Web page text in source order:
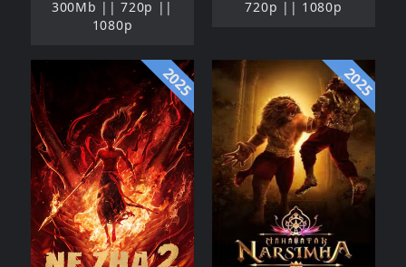
300Mb || 720p ||
1080p
720p || 1080p
2025 2025